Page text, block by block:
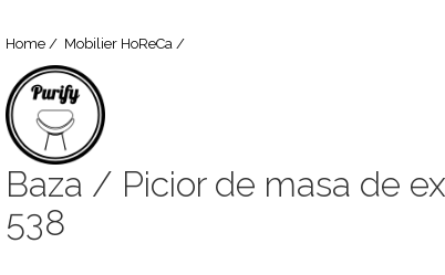
Home / Mobilier HoReCa /
Baza / Picior de masa de
538